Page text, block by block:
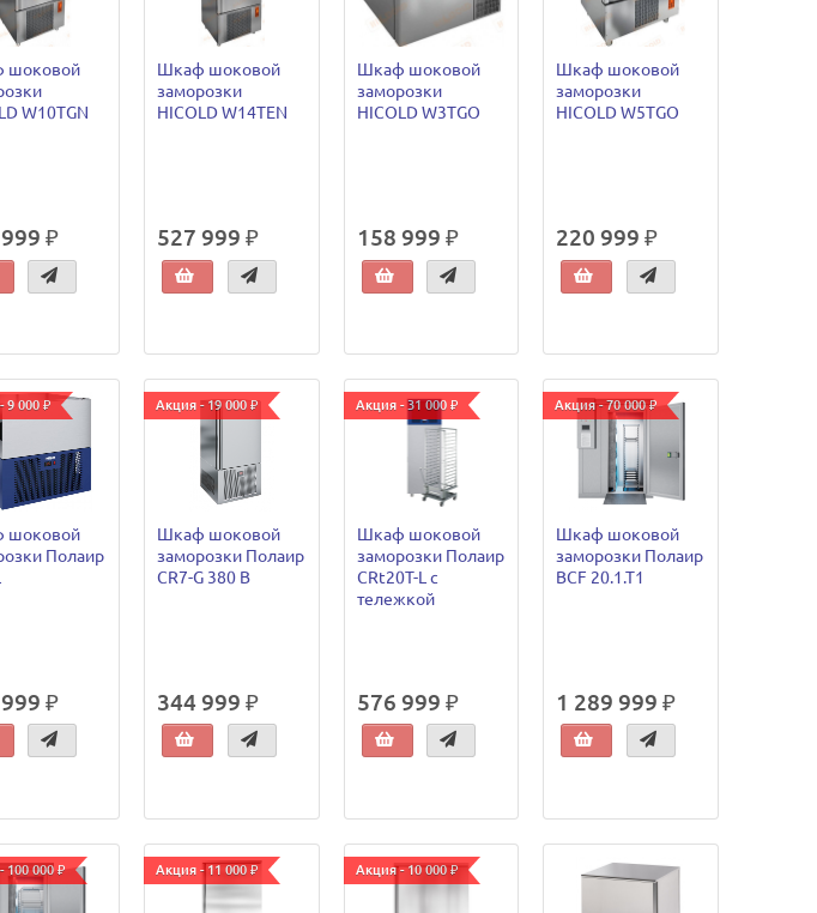
шоковой
W10TGN
₽
Шкаф шоковой
заморозки
HICOLD W14TEN
527 999 ₽
Шкаф шоковой
заморозки
HICOLD W3TGO
158 999 ₽
Шкаф шоковой
заморозки
HICOLD W5TGO
220 999 ₽
9 000 ₽
шоковой
Полаир
₽
Акция - 19 000 ₽
Шкаф шоковой
заморозки Полаир
CR7-G 380 В
344 999 ₽
Акция - 31 000 ₽
Шкаф шоковой
заморозки Полаир
CRt20T-L с
тележкой
576 999 ₽
Акция - 70 000 ₽
Шкаф шоковой
заморозки Полаир
ВСF 20.1.T1
1 289 999 ₽
100 000 ₽ Акция - 11 000 ₽ Акция - 10 000 ₽